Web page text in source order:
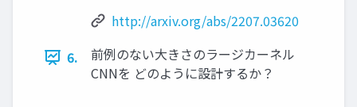
http://arxiv.org/abs/2207.03620
6.
前例のない大きさのラージカーネル
CNNを どのように設計するか？